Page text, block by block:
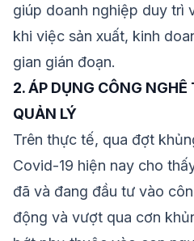
giúp doanh nghiệp duy trì
khi việc sản xuất, kinh
gian gián đoạn.
2. ÁP DỤNG CÔNG
QUẢN LÝ
Trên thực tế, qua đợt
Covid-19 hiện nay cho
đã và đang đầu tư vào
động và vượt qua cơn